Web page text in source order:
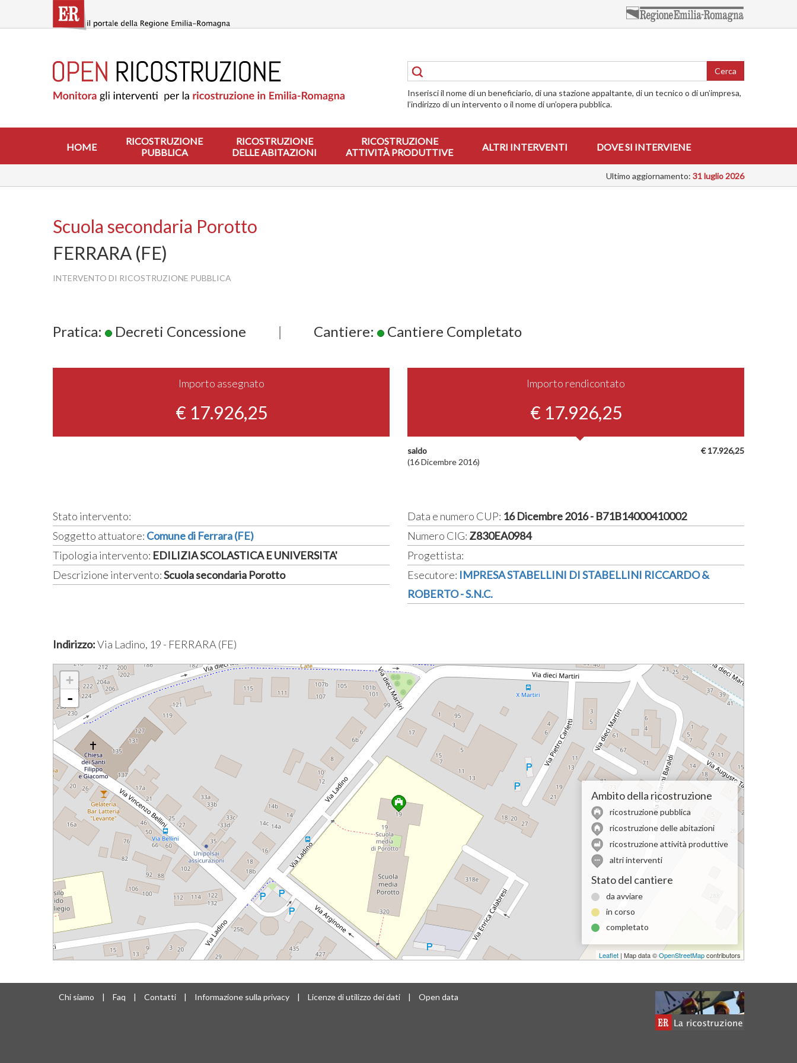
contenuto
RICOSTRUZIONE
PUBBLICA
ABITAZIONI
RICOSTRUZIONE
ATTIVITÀ
INTERVIENE
Cerca
Inserisci il nome di un beneficiario, di una stazione appaltante, di un tecnico o di un’impresa,
l’indirizzo di un intervento o il nome di un’opera pubblica.
HOME
RICOSTRUZIONE
PUBBLICA
RICOSTRUZIONE
DELLE ABITAZIONI
RICOSTRUZIONE
ATTIVITÀ PRODUTTIVE
ALTRI INTERVENTI DOVE SI INTERVIENE
Ultimo aggiornamento: 31 luglio 2026
Scuola secondaria Porotto
FERRARA (FE)
INTERVENTO DI RICOSTRUZIONE PUBBLICA
Pratica: Decreti Concessione | Cantiere: Cantiere Completato
Importo assegnato
€ 17.926,25
Importo rendicontato
€ 17.926,25
€ 17.926,25
saldo
(16 Dicembre 2016)
Stato intervento:
Soggetto attuatore: Comune di Ferrara (FE)
Tipologia intervento: EDILIZIA SCOLASTICA E UNIVERSITA'
Descrizione intervento:Scuola secondaria Porotto
Data e numero CUP: 16 Dicembre 2016 - B71B14000410002
Numero CIG: Z830EA0984
Progettista:
Esecutore: IMPRESA STABELLINI DI STABELLINI RICCARDO &
ROBERTO - S.N.C.
Indirizzo:Via Ladino, 19 - FERRARA (FE)
+
-
Ambito della ricostruzione
ricostruzione pubblica
ricostruzione delle abitazioni
ricostruzione attività produttive
altri interventi
Stato del cantiere
da avviare
in corso
completato
Leaflet | Map data ©OpenStreetMapcontributors
Chi siamo | Faq | Contatti | Informazione sulla privacy | Licenze di utilizzo dei dati | Open data